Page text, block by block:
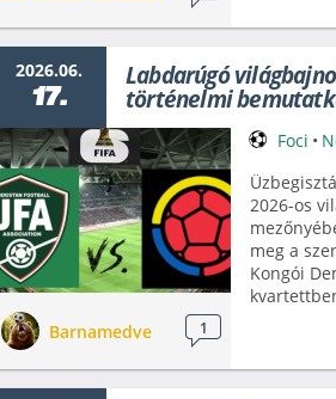
2026.06.
17.
Labdarúgó
történelmi
Barnamedve 1
Foci •
2026-os
meg a
Kongói